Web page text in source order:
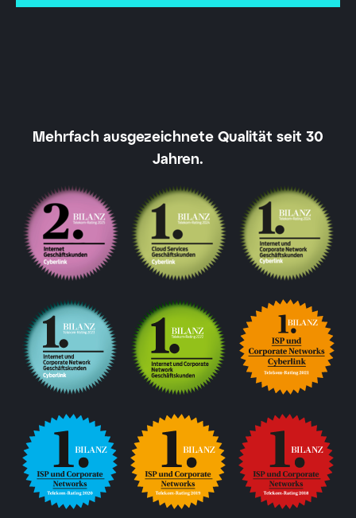
Mehrfach ausgezeichnete Qualität seit 30
Jahren.